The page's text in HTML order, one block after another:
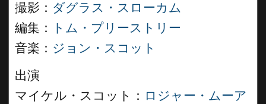
撮影： ダグラス・スローカム
編集：
トム・プリーストリー
音楽： ジョン・スコット
出演
マイケル・スコット： ロジャー・ムーア